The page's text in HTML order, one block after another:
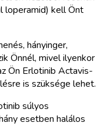
loperamid) kell Önt
hányinger,
Önnél, mivel ilyenkor
Ön Erlotinib Actavis-
is szüksége lehet.
súlyos
esetben halálos